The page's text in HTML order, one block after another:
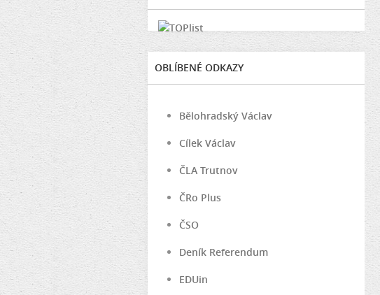
OBLÍBENÉ ODKAZY
Bělohradský Václav
Cílek Václav
ČLA Trutnov
ČRo Plus
ČSO
Deník Referendum
EDUin